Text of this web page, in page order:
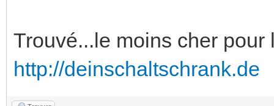
Trouvé...le moins cher pour
http://deinschaltschrank.de